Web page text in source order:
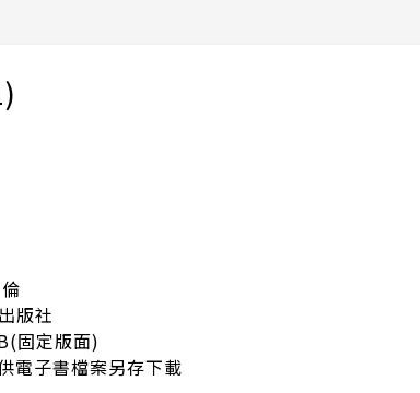
版社
固定版面)
電子書檔案另存下載